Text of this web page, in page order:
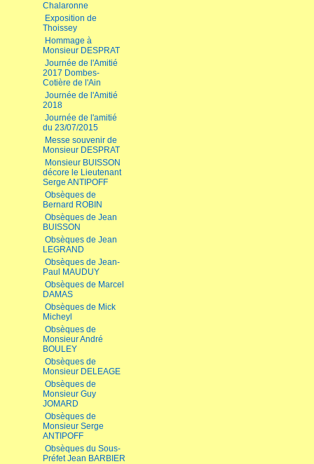
Chalaronne
Exposition de
Thoissey
Hommage à
Monsieur DESPRAT
Journée de l'Amitié
2017 Dombes-
Cotière de l'Ain
Journée de l'Amitié
2018
Journée de l'amitié
du 23/07/2015
Messe souvenir de
Monsieur DESPRAT
Monsieur BUISSON
décore le Lieutenant
Serge ANTIPOFF
Obsèques de
Bernard ROBIN
Obsèques de Jean
BUISSON
Obsèques de Jean
LEGRAND
Obsèques de Jean-
Paul MAUDUY
Obsèques de Marcel
DAMAS
Obsèques de Mick
Micheyl
Obsèques de
Monsieur André
BOULEY
Obsèques de
Monsieur DELEAGE
Obsèques de
Monsieur Guy
JOMARD
Obsèques de
Monsieur Serge
ANTIPOFF
Obsèques du Sous-
Préfet Jean BARBIER